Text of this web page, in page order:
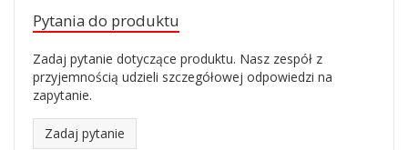
Pytania do produktu
Zadaj pytanie dotyczące produktu. Nasz zespół z
przyjemnością udzieli szczegółowej odpowiedzi na
zapytanie.
Zadaj pytanie